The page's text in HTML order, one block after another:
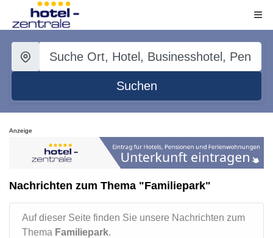
Suchen
Anzeige
Nachrichten zum Thema "Familiepark"
Auf dieser Seite finden Sie unsere Nachrichten zum
Thema Familiepark.